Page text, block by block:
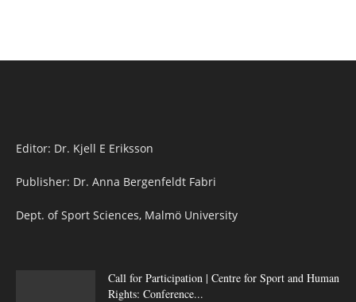
Editor: Dr. Kjell E Eriksson
Publisher: Dr. Anna Bergenfeldt Fabri
Dept. of Sport Sciences, Malmö University
Call for Participation | Centre for Sport and Human
Rights: Conference...